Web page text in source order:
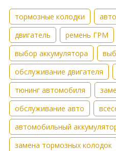
тормозные колодки
двигатель
ремень ГРМ
выбор аккумулятора
обслуживание двигателя
тюнинг автомобиля
обслуживание авто
автомобильный
замена тормозных колодок